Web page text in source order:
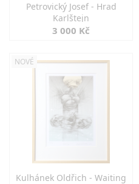
Petrovický Josef - Hrad
Karlštejn
3 000 Kč
NOVÉ
Kulhánek Oldřich - Waiting